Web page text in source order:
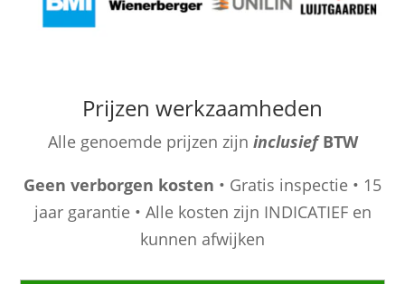
Prijzen werkzaamheden
Alle genoemde prijzen zijn inclusiefBTW
Geen verborgen kosten • Gratis inspectie • 15
jaar garantie • Alle kosten zijn INDICATIEF en
kunnen afwijken